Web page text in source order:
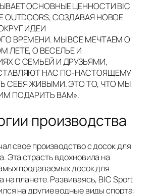
ОСНОВНЫЕ ЦЕННОСТИ BIC
OUTDOORS, СОЗДАВАЯ НОВОЕ
ИДЕИ
ВРЕМЕНИ. МЫ ВСЕ МЕЧТАЕМ О
ЛЕТЕ, О ВЕСЕЛЬЕ И
С СЕМЬЕЙ И ДРУЗЬЯМИ,
НАС ПО-НАСТОЯЩЕМУ
СЕБЯ ЖИВЫМИ. ЭТО ТО, ЧТО МЫ
ПОДАРИТЬ ВАМ».
производства
свое производство с досок для
Эта страсть вдохновила на
продаваемых досок для
на планете. Развиваясь, BIC Sport
на другие водные виды спорта: